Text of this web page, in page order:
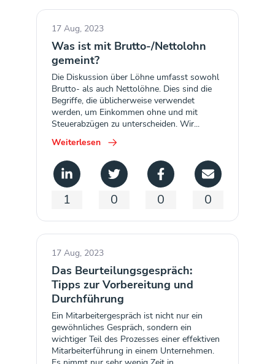
17 Aug, 2023
Was ist mit Brutto-/Nettolohn
gemeint?
Die Diskussion über Löhne umfasst sowohl
Brutto- als auch Nettolöhne. Dies sind die
Begriffe, die üblicherweise verwendet
werden, um Einkommen ohne und mit
Steuerabzügen zu unterscheiden. Wir...
Weiterlesen
1 0 0 0
17 Aug, 2023
Das Beurteilungsgespräch:
Tipps zur Vorbereitung und
Durchführung
Ein Mitarbeitergespräch ist nicht nur ein
gewöhnliches Gespräch, sondern ein
wichtiger Teil des Prozesses einer effektiven
Mitarbeiterführung in einem Unternehmen.